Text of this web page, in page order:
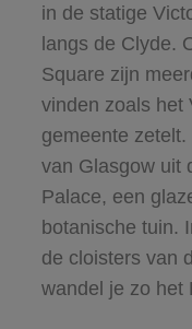
in de statige
langs de Clyde.
Square zijn
vinden zoals het
gemeente
van Glasgow uit
Palace, een
botanische tuin.
de cloisters van
wandel je zo het